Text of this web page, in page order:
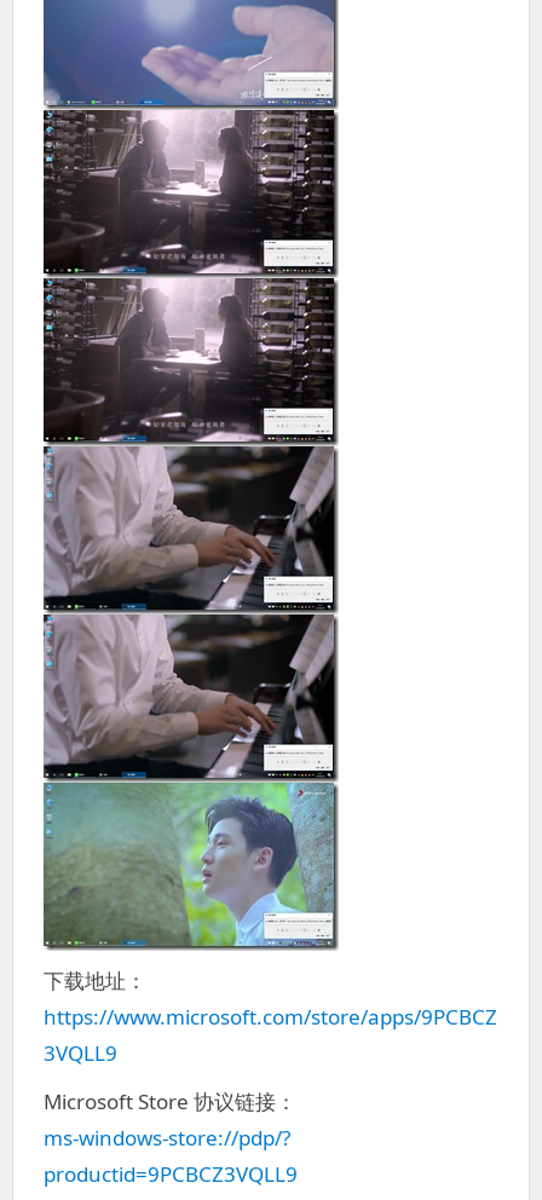
下载地址：
https://www.microsoft.com/store/apps/9PCBCZ
3VQLL9
Microsoft Store 协议链接：
ms-windows-store://pdp/?
productid=9PCBCZ3VQLL9